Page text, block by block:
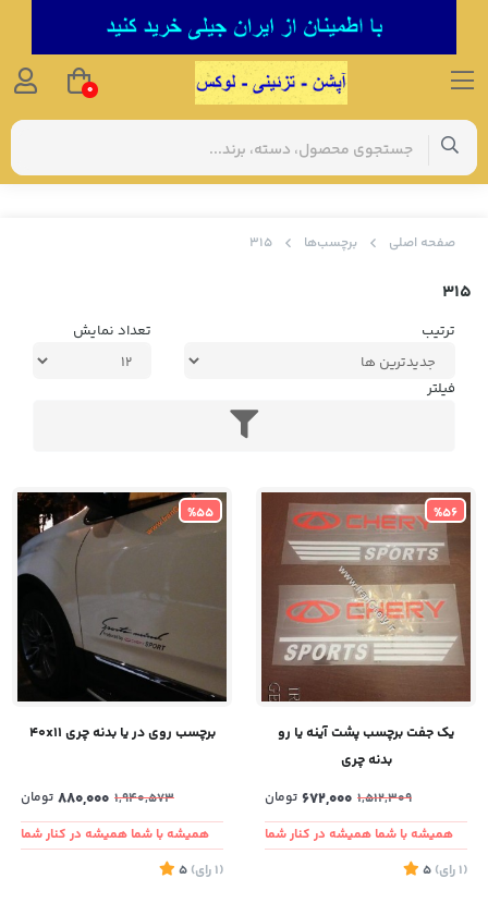
صفحه اصلی برچسب‌ها 315
315
ترتیب تعداد نمایش
فیلتر
%56
یک جفت برچسب پشت آینه یا رو
بدنه چری
1,512,309
672,000 تومان
همیشه با شما همیشه در کنار شما
(1 رای)
5
%55
برچسب روی در یا بدنه چری ۴۰x۱۱
1,940,573
880,000 تومان
همیشه با شما همیشه در کنار شما
(1 رای)
5
0